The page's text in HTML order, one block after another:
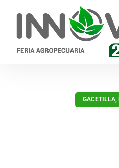
GACETILLA,